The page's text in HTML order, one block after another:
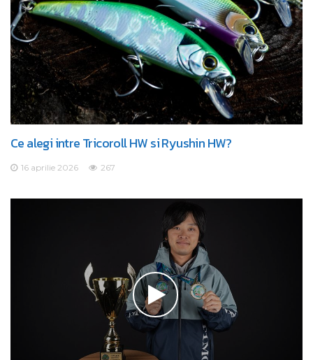
Ce alegi intre Tricoroll HW si Ryushin HW?
16 aprilie 2026 267